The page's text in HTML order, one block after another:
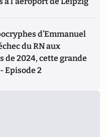
d’Emmanuel
du RN aux
de 2024, cette grande
Episode 2